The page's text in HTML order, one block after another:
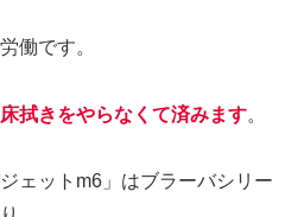
働です。
拭きをやらなくて済みます。
ェットm6」はブラーバシリー